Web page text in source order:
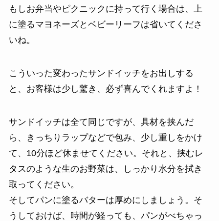
もしお弁当やピクニックに持って行く場合は、上
に塗るマヨネーズとベビーリーフは省いてくださ
いね。
こういった変わったサンドイッチをお出しする
と、お客様は少し驚き、必ず喜んでくれますよ！
サンドイッチは全て同じですが、具材を挟んだ
ら、きっちりラップなどで包み、少し重しをかけ
て、10分ほど休ませてください。それと、挟むレ
タスのような生のお野菜は、しっかり水分を拭き
取ってください。
そしてパンに塗るバターは厚めにしましょう。そ
うしておけば、時間が経っても、パンがべちゃっ